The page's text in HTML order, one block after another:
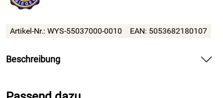
Artikel-Nr.: WYS-55037000-0010 EAN: 5053682180107
Beschreibung